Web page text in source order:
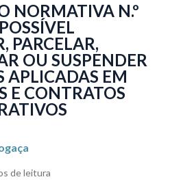
NORMATIVA N.º
PARCELAR,
OU SUSPENDER
APLICADAS EM
E CONTRATOS
de leitura